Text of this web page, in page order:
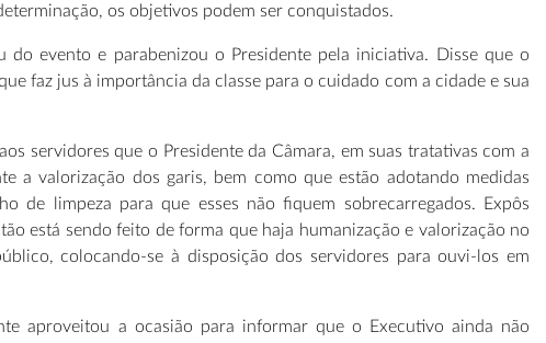
os objetivos podem ser conquistados.
do evento e parabenizou o Presidente pela iniciativa. Disse que o
faz jus à importância da classe para o cuidado com a cidade e sua
servidores que o Presidente da Câmara, em suas tratativas com a
a valorização dos garis, bem como que estão adotando medidas
de limpeza para que esses não fiquem sobrecarregados. Expôs
está sendo feito de forma que haja humanização e valorização no
colocando-se à disposição dos servidores para ouvi-los em
aproveitou a ocasião para informar que o Executivo ainda não